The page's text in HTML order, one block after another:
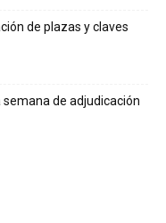
de plazas y claves
semana de adjudicación